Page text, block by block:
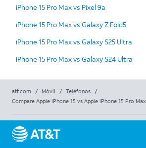
iPhone 15 Pro Max vs Pixel 9a
iPhone 15 Pro Max vs Galaxy Z Fold5
iPhone 15 Pro Max vs Galaxy S25 Ultra
iPhone 15 Pro Max vs Galaxy S24 Ultra
att.com / Móvil / Teléfonos
/
Compare Apple iPhone 15 vs Apple iPhone 15 Pro Max